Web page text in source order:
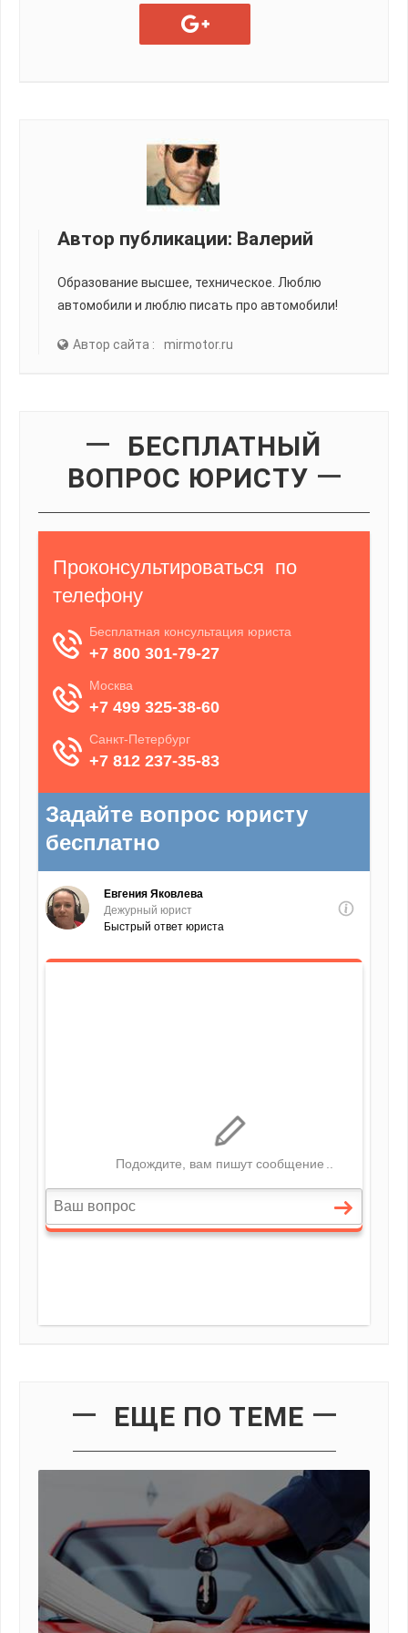
Автор публикации: Валерий
Образование высшее, техническое. Люблю
автомобили и люблю писать про автомобили!
Автор сайта : mirmotor.ru
БЕСПЛАТНЫЙ
ВОПРОС ЮРИСТУ
ЕЩЕ ПО ТЕМЕ